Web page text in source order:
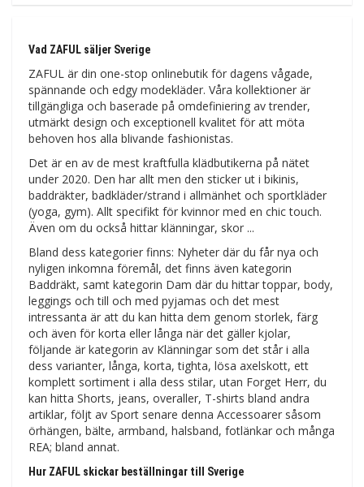
Vad ZAFUL säljer Sverige
ZAFUL är din one-stop onlinebutik för dagens vågade,
spännande och edgy modekläder. Våra kollektioner är
tillgängliga och baserade på omdefiniering av trender,
utmärkt design och exceptionell kvalitet för att möta
behoven hos alla blivande fashionistas.
Det är en av de mest kraftfulla klädbutikerna på nätet
under 2020. Den har allt men den sticker ut i bikinis,
baddräkter, badkläder/strand i allmänhet och sportkläder
(yoga, gym). Allt specifikt för kvinnor med en chic touch.
Även om du också hittar klänningar, skor ...
Bland dess kategorier finns: Nyheter där du får nya och
nyligen inkomna föremål, det finns även kategorin
Baddräkt, samt kategorin Dam där du hittar toppar, body,
leggings och till och med pyjamas och det mest
intressanta är att du kan hitta dem genom storlek, färg
och även för korta eller långa när det gäller kjolar,
följande är kategorin av Klänningar som det står i alla
dess varianter, långa, korta, tighta, lösa axelskott, ett
komplett sortiment i alla dess stilar, utan Forget Herr, du
kan hitta Shorts, jeans, overaller, T-shirts bland andra
artiklar, följt av Sport senare denna Accessoarer såsom
örhängen, bälte, armband, halsband, fotlänkar och många
REA; bland annat.
Hur ZAFUL skickar beställningar till Sverige